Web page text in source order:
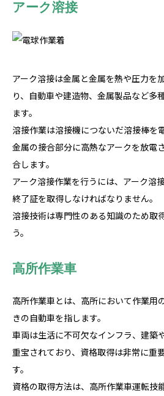
アーク溶接
アーク溶接は金属と金属を熱や圧力を
り、自動車や建造物、金属製品など多
ます。
溶接作業は溶接機につないだ溶接棒を
金属の接合部分に高熱なアークを放電
合します。
アーク溶接作業を行うには、アーク溶
終了証を取得しなければなりません。
溶接技術は専門性のある知識のため取
う。
高所作業車
高所作業車とは、高所において作業用
きの自動車を指します。
車両は生活に不可欠なインフラ、建築
重宝されており、資格取得は非常に重
す。
資格の取得方法は、高所作業車運転技